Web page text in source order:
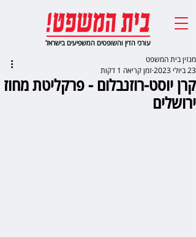
עורכי הדין והשופטים המשפיעים בישראל
קרן יוסט-רוזנבלום - פרקליטת מחוז
ירושלים
מגזין בית המשפט
23 ביולי 2023
זמן קריאה 1 דקות